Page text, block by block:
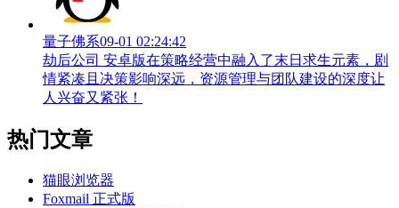
量子佛系09-01 02:24:42
劫后公司 安卓版在策略经营中融入了末日求生元素，剧
情紧凑且决策影响深远，资源管理与团队建设的深度让
人兴奋又紧张！
热门文章
猫眼浏览器
Foxmail 正式版